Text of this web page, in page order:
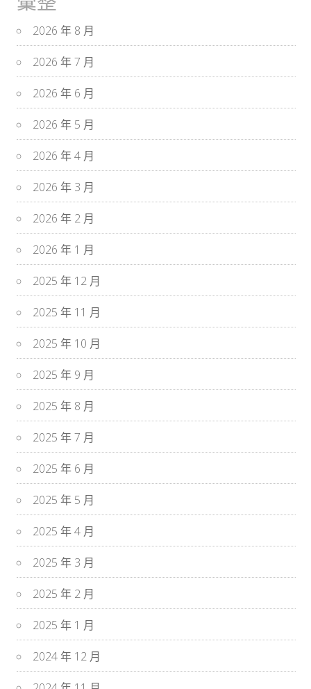
2026 年 8 月
2026 年 7 月
2026 年 6 月
2026 年 5 月
2026 年 4 月
2026 年 3 月
2026 年 2 月
2026 年 1 月
2025 年 12 月
2025 年 11 月
2025 年 10 月
2025 年 9 月
2025 年 8 月
2025 年 7 月
2025 年 6 月
2025 年 5 月
2025 年 4 月
2025 年 3 月
2025 年 2 月
2025 年 1 月
2024 年 12 月